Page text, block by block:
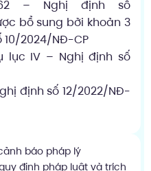
– Nghị định số
bổ sung bởi khoản 3
10/2024/NĐ-CP
lục IV – Nghị định số
định số 12/2022/NĐ-
báo pháp lý
định pháp luật và trích